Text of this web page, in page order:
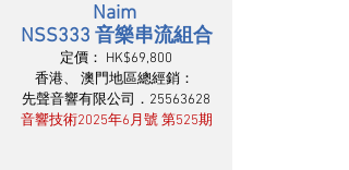
Naim
NSS333 音樂串流組合
定價： HK$69,800
香港、 澳門地區總經銷：
先聲音響有限公司．25563628
音響技術2025年6月號 第525期